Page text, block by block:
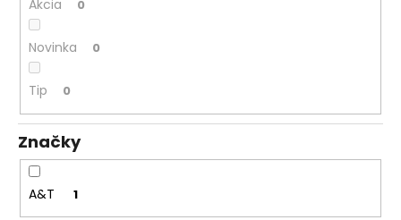
Akcia 0
Novinka 0
Tip 0
Značky
A&T 1
á
s
?